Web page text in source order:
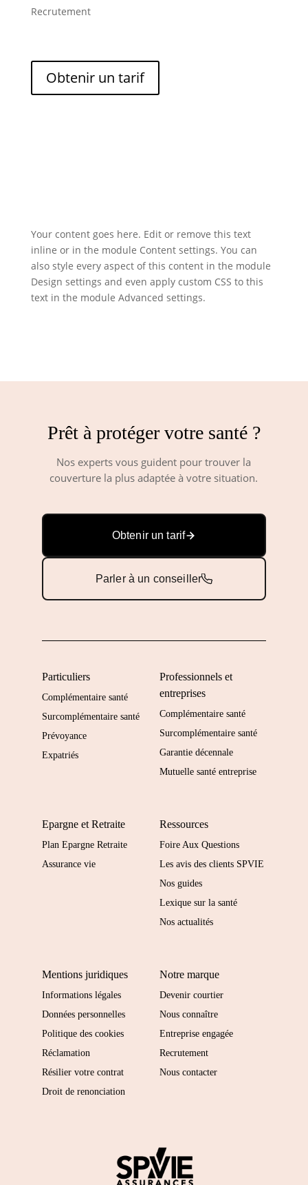
Recrutement
Obtenir un tarif
Your content goes here. Edit or remove this text
inline or in the module Content settings. You can
also style every aspect of this content in the module
Design settings and even apply custom CSS to this
text in the module Advanced settings.
Prêt à protéger votre santé ?
Nos experts vous guident pour trouver la
couverture la plus adaptée à votre situation.
Obtenir un tarif
Parler à un conseiller
Particuliers
Complémentaire santé
Surcomplémentaire santé
Prévoyance
Expatriés
Professionnels et
entreprises
Complémentaire santé
Surcomplémentaire santé
Garantie décennale
Mutuelle santé entreprise
Epargne et Retraite
Plan Epargne Retraite
Assurance vie
Ressources
Foire Aux Questions
Les avis des clients SPVIE
Nos guides
Lexique sur la santé
Nos actualités
Mentions juridiques
Informations légales
Données personnelles
Politique des cookies
Réclamation
Résilier votre contrat
Droit de renonciation
Notre marque
Devenir courtier
Nous connaître
Entreprise engagée
Recrutement
Nous contacter